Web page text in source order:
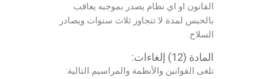
القانون او اي نظام يصدر بموجبه يعاقب
بالحبس لمدة لا تتجاوز ثلاث سنوات ويصادر
السلاح.
المادة (12) إلغاءات:
تلغى القوانين والأنظمة والمراسيم التالية: